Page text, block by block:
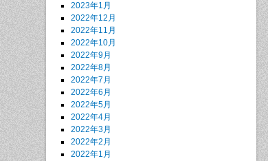
2023年1月
2022年12月
2022年11月
2022年10月
2022年9月
2022年8月
2022年7月
2022年6月
2022年5月
2022年4月
2022年3月
2022年2月
2022年1月